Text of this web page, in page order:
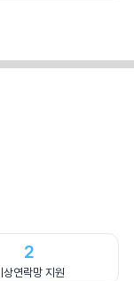
2
상연락망 지원